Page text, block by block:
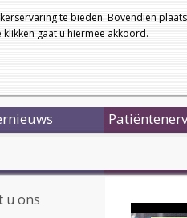
te bieden. Bovendien
gaat u hiermee akkoord.
Startpagina
u ons